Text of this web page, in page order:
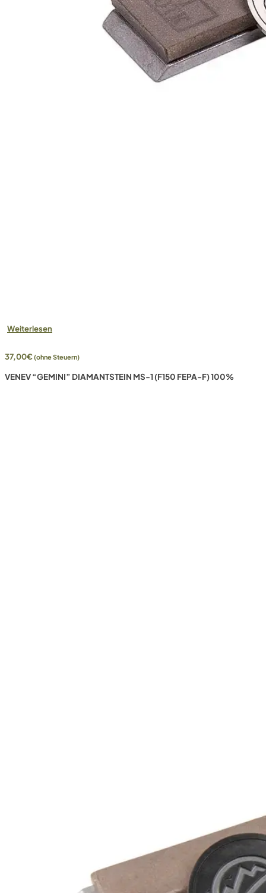
Weiterlesen
37,00€(ohne Steuern)
VENEV “GEMINI” DIAMANTSTEIN MS-1 (F150 FEPA-F) 100%